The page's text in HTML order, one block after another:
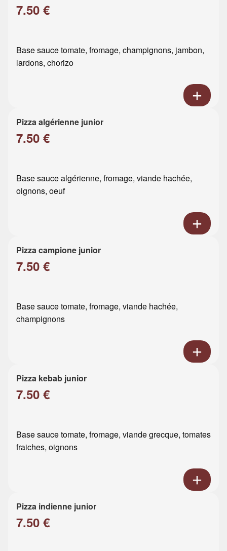
7.50 €
Base sauce tomate, fromage, champignons, jambon,
lardons, chorizo
Pizza algérienne junior
7.50 €
Base sauce algérienne, fromage, viande hachée,
oignons, oeuf
Pizza campione junior
7.50 €
Base sauce tomate, fromage, viande hachée,
champignons
Pizza kebab junior
7.50 €
Base sauce tomate, fromage, viande grecque, tomates
fraiches, oignons
Pizza indienne junior
7.50 €